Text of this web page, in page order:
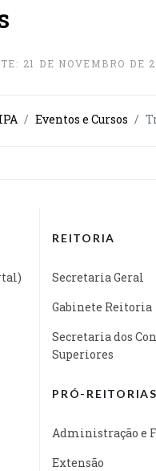
21 DE NOVEMBRO DE
Eventos e Cursos
REITORIA
Secretaria Geral
Gabinete Reitoria
Secretaria dos
Superiores
PRÓ-REITORIAS
Administração e
Extensão